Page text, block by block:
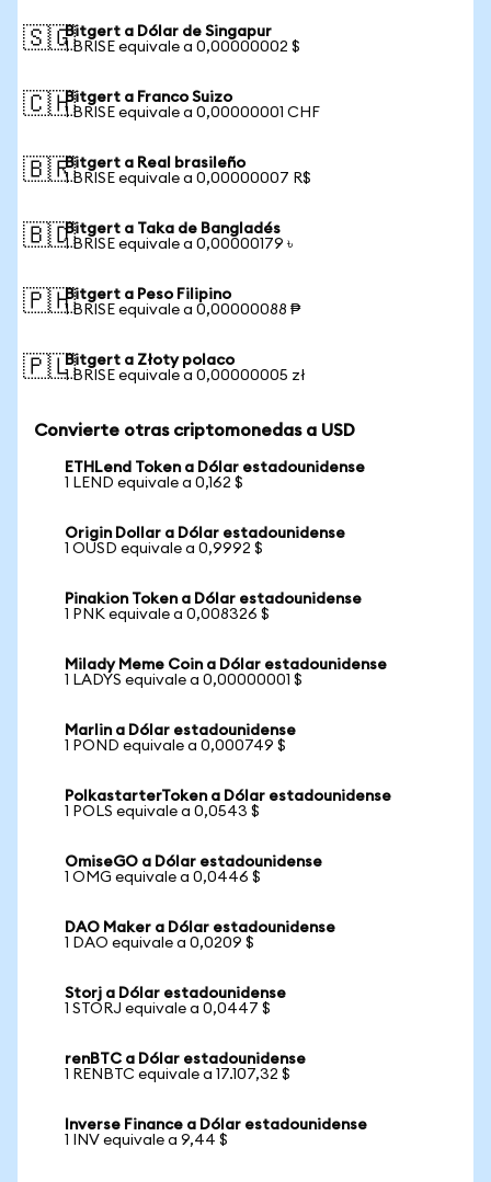
🇸🇬Bitgert a Dólar de Singapur
1 BRISE equivale a 0,00000002 $
🇨🇭Bitgert a Franco Suizo
1 BRISE equivale a 0,00000001 CHF
🇧🇷Bitgert a Real brasileño
1 BRISE equivale a 0,00000007 R$
🇧🇩Bitgert a Taka de Bangladés
1 BRISE equivale a 0,00000179 ৳
🇵🇭Bitgert a Peso Filipino
1 BRISE equivale a 0,00000088 ₱
🇵🇱Bitgert a Złoty polaco
1 BRISE equivale a 0,00000005 zł
Convierte otras criptomonedas a USD
ETHLend Token a Dólar estadounidense
1 LEND equivale a 0,162 $
Origin Dollar a Dólar estadounidense
1 OUSD equivale a 0,9992 $
Pinakion Token a Dólar estadounidense
1 PNK equivale a 0,008326 $
Milady Meme Coin a Dólar estadounidense
1 LADYS equivale a 0,00000001 $
Marlin a Dólar estadounidense
1 POND equivale a 0,000749 $
PolkastarterToken a Dólar estadounidense
1 POLS equivale a 0,0543 $
OmiseGO a Dólar estadounidense
1 OMG equivale a 0,0446 $
DAO Maker a Dólar estadounidense
1 DAO equivale a 0,0209 $
Storj a Dólar estadounidense
1 STORJ equivale a 0,0447 $
renBTC a Dólar estadounidense
1 RENBTC equivale a 17.107,32 $
Inverse Finance a Dólar estadounidense
1 INV equivale a 9,44 $